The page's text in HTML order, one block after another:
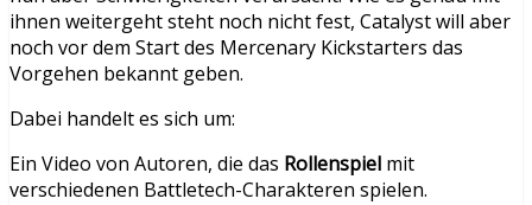
ihnen weitergeht steht noch nicht fest, Catalyst will aber
noch vor dem Start des Mercenary Kickstarters das
Vorgehen bekannt geben.
Dabei handelt es sich um:
Ein Video von Autoren, die das Rollenspiel mit
verschiedenen Battletech-Charakteren spielen.